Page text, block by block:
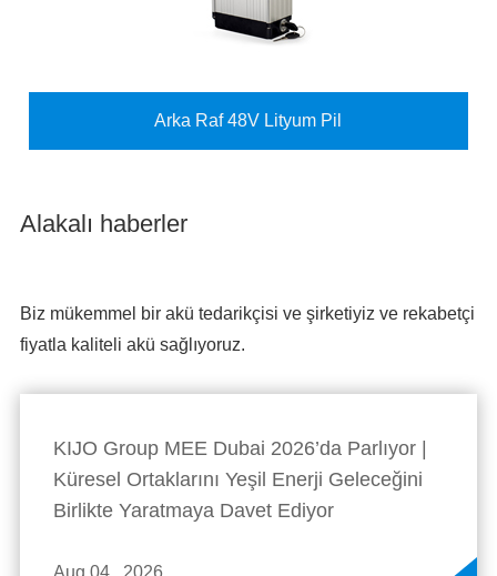
Arka Raf 48V Lityum Pil
Alakalı haberler
Biz mükemmel bir akü tedarikçisi ve şirketiyiz ve rekabetçi
fiyatla kaliteli akü sağlıyoruz.
KIJO Group MEE Dubai 2026’da Parlıyor |
Küresel Ortaklarını Yeşil Enerji Geleceğini
Birlikte Yaratmaya Davet Ediyor